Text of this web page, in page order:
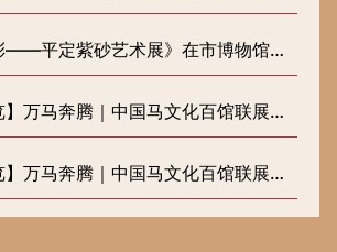
平定紫砂艺术展》在市博物馆正式开展
万马奔腾｜中国马文化百馆联展（六）
万马奔腾｜中国马文化百馆联展（五）